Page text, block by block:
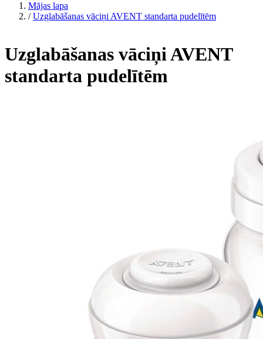
Mājas lapa
/ Uzglabāšanas vāciņi AVENT standarta pudelītēm
Uzglabāšanas vāciņi AVENT
standarta pudelītēm